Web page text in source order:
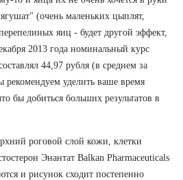
(очень маленьких цыплят,
яиц - будет другой эффект,
2013 года номинальный курс
44,97 рубля (в среднем за
уделить ваше время
бы добиться больших результатов в
роговой слой кожи, клетки
Энантат Balkan Pharmaceuticals
и рисунок сходит постепенно